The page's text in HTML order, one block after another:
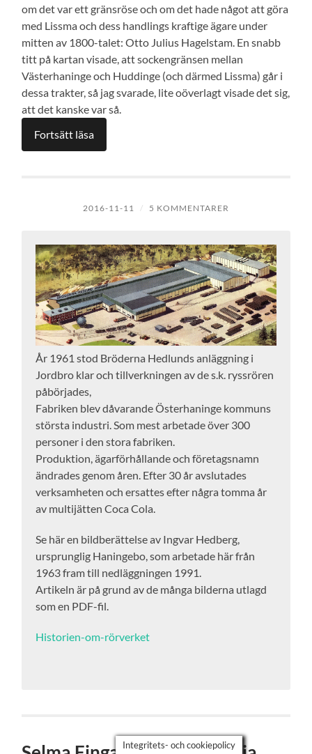
om det var ett gränsröse och om det hade något att göra
med Lissma och dess handlings kraftige ägare under
mitten av 1800-talet: Otto Julius Hagelstam. En snabb
titt på kartan visade, att sockengränsen mellan
Västerhaninge och Huddinge (och därmed Lissma) går i
dessa trakter, så jag svarade, lite oöverlagt visade det sig,
att det kanske var så.
Fortsätt läsa
2016-11-11 / 5 KOMMENTARER
År 1961 stod Bröderna Hedlunds anläggning i
Jordbro klar och tillverkningen av de s.k. ryssrören
påbörjades,
Fabriken blev dåvarande Österhaninge kommuns
största industri. Som mest arbetade över 300
personer i den stora fabriken.
Produktion, ägarförhållande och företagsnamn
ändrades genom åren. Efter 30 år avslutades
verksamheten och ersattes efter några tomma år
av multijätten Coca Cola.
Se här en bildberättelse av Ingvar Hedberg,
ursprunglig Haningebo, som arbetade här från
1963 fram till nedläggningen 1991.
Artikeln är på grund av de många bilderna utlagd
som en PDF-fil.
Historien-om-rörverket
Integritets- och cookiepolicy